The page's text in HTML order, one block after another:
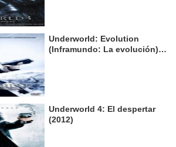
Underworld: Evolution
(Inframundo: La evolución)
Underworld 4: El despertar
(2012)